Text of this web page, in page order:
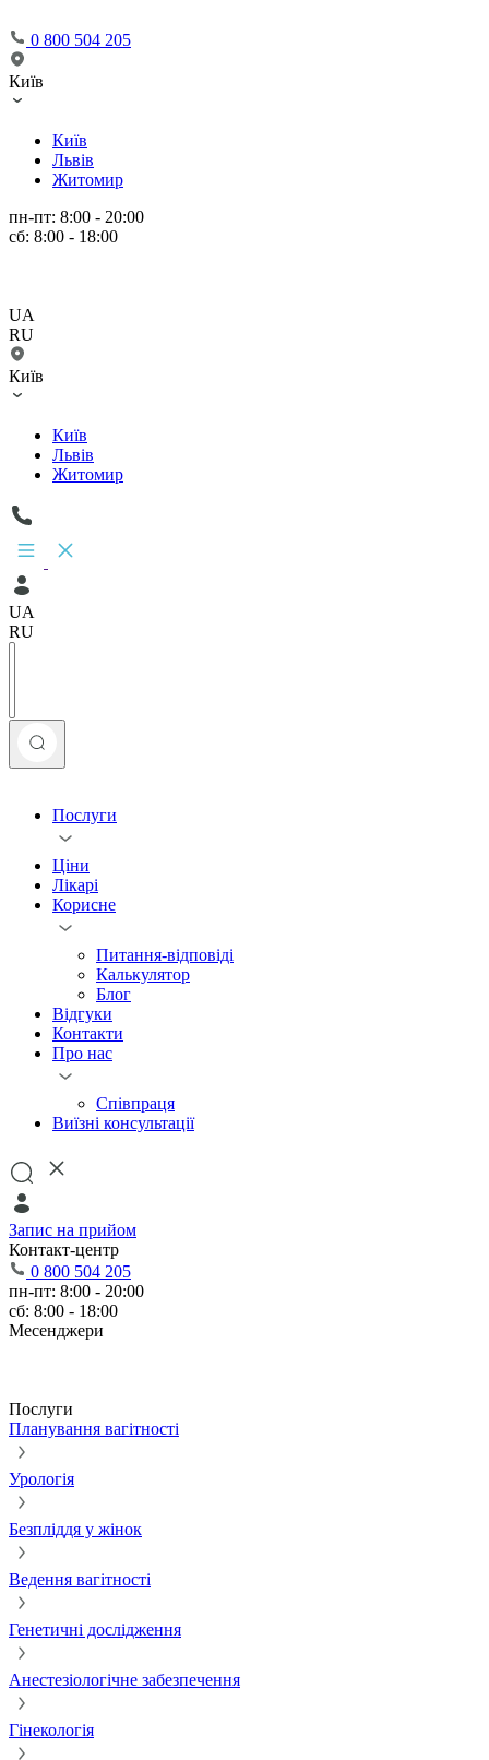
0 800 504 205
Київ
Київ
Львів
Житомир
пн-пт: 8:00 - 20:00
сб: 8:00 - 18:00
UA
RU
Київ
Київ
Львів
Житомир
UA
RU
Послуги
Ціни
Лікарі
Корисне
Питання-відповіді
Калькулятор
Блог
Відгуки
Контакти
Про нас
Співпраця
Виїзні консультації
Запис на прийом
Контакт-центр
0 800 504 205
пн-пт: 8:00 - 20:00
сб: 8:00 - 18:00
Месенджери
Послуги
Планування вагітності
Урологія
Безпліддя у жінок
Ведення вагітності
Генетичні дослідження
Анестезіологічне забезпечення
Гінекологія